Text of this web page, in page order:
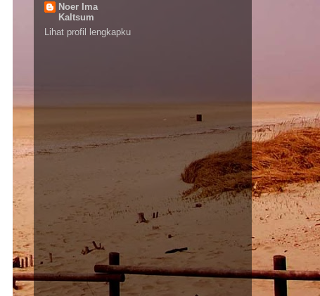
Noer Ima
Kaltsum
Lihat profil lengkapku